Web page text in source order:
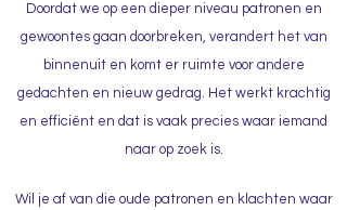
Doordat we op een dieper niveau patronen en
gewoontes gaan doorbreken, verandert het van
binnenuit en komt er ruimte voor andere
gedachten en nieuw gedrag. Het werkt krachtig
en efficiënt en dat is vaak precies waar iemand
naar op zoek is.
Wil je af van die oude patronen en klachten waar